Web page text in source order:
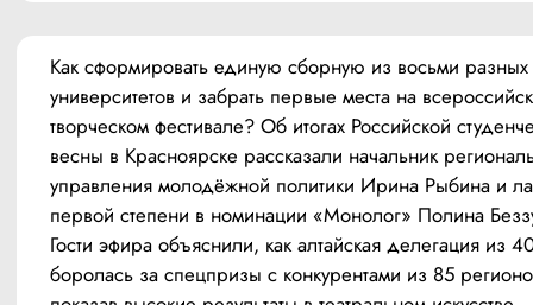
Как сформировать единую сборную из восьми разных
университетов и забрать первые места на
творческом фестивале? Об итогах Российской
весны в Красноярске рассказали начальник
управления молодёжной политики Ирина Рыбина и
первой степени в номинации «Монолог» Полина
Гости эфира объяснили, как алтайская делегация из
боролась за спецпризы с конкурентами из 85